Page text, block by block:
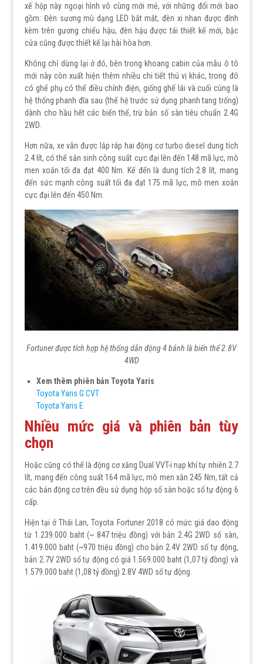
xế hộp này ngoại hình vô cùng mới mẻ, với những đổi mới bao
gồm: Đèn sương mù dạng LED bắt mắt, đèn xi nhan được đính
kèm trên gương chiếu hậu, đèn hậu được tái thiết kế mới, bậc
cửa cũng được thiết kế lại hài hòa hơn.
Không chỉ dừng lại ở đó, bên trong khoang cabin của mẫu ô tô
mới này còn xuất hiện thêm nhiều chi tiết thú vị khác, trong đó
có ghế phụ có thể điều chỉnh điện, giống ghế lái và cuối cùng là
hệ thống phanh đĩa sau (thế hệ trước sử dụng phanh tang trống)
dành cho hầu hết các biến thể, trừ bản số sàn tiêu chuẩn 2.4G
2WD.
Hơn nữa, xe vẫn được lắp ráp hai động cơ turbo diesel dung tích
2.4 lít, có thể sản sinh công suất cực đại lên đến 148 mã lực, mô
men xoắn tối đa đạt 400 Nm. Kế đến là dung tích 2.8 lít, mang
đến sức mạnh công suất tối đa đạt 175 mã lực, mô men xoắn
cực đại lên đến 450 Nm.
Fortuner được tích hợp hệ thống dẫn động 4 bánh là biến thể 2.8V
4WD
Xem thêm phiên bản Toyota Yaris
Toyota Yaris G CVT
Toyota Yaris E
Nhiều mức giá và phiên bản tùy
chọn
Hoặc cũng có thể là động cơ xăng Dual VVT-i nạp khí tự nhiên 2.7
lít, mang đến công suất 164 mã lực, mô men xắn 245 Nm, tất cả
các bản động cơ trên đều sử dụng hộp số sàn hoặc số tự động 6
cấp.
Hiện tại ở Thái Lan, Toyota Fortuner 2018 có mức giá dao động
từ 1.239.000 baht (~ 847 triệu đồng) với bản 2.4G 2WD số sàn,
1.419.000 baht (~970 triệu đồng) cho bản 2.4V 2WD số tự động,
bản 2.7V 2WD số tự động có giá 1.569.000 baht (1,07 tỷ đồng) và
1.579.000 baht (1,08 tỷ đồng) 2.8V 4WD số tự động.